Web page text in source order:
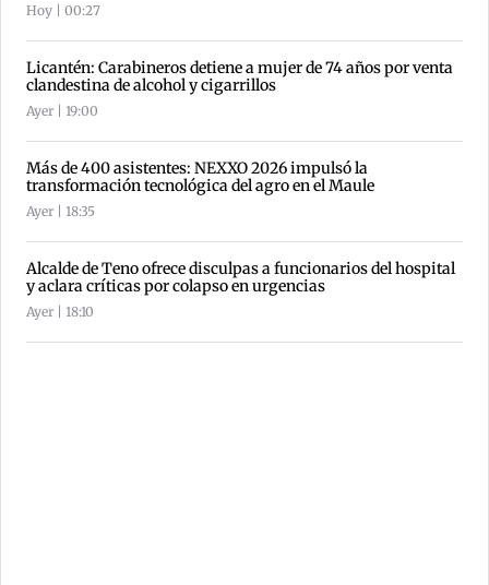
Hoy | 00:27
Licantén: Carabineros detiene a mujer de 74 años por venta
clandestina de alcohol y cigarrillos
Ayer | 19:00
Más de 400 asistentes: NEXXO 2026 impulsó la
transformación tecnológica del agro en el Maule
Ayer | 18:35
Alcalde de Teno ofrece disculpas a funcionarios del hospital
y aclara críticas por colapso en urgencias
Ayer | 18:10